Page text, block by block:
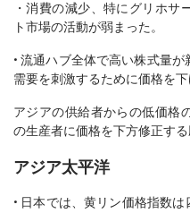
・消費の減少、特にグリホサ
ト市場の活動が弱まった。
• 流通ハブ全体で高い株式量
需要を刺激するために価格を下
アジアの供給者からの低価格
の生産者に価格を下方修正する
アジア太平洋
• 日本では、黄リン価格指数